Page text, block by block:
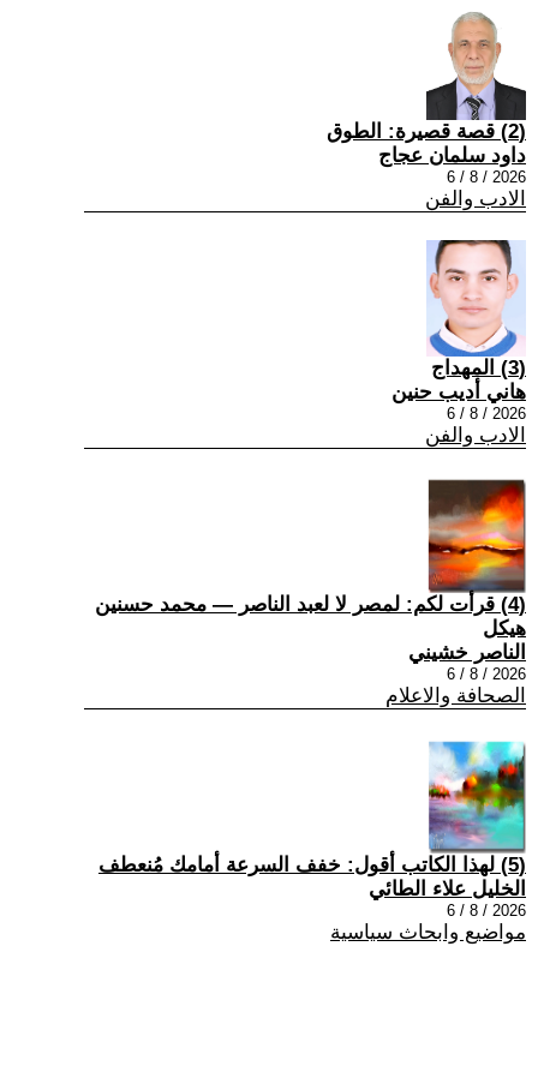
(2) قصة قصيرة: الطوق
داود سلمان عجاج
2026 / 8 / 6
الادب والفن
(3) المهداج
هاني أديب حنين
2026 / 8 / 6
الادب والفن
(4) قرأت لكم: لمصر لا لعبد الناصر — محمد حسنين
هيكل
الناصر خشيني
2026 / 8 / 6
الصحافة والاعلام
(5) لهذا الكاتب أقول: خفف السرعة أمامك مُنعطف
الخليل علاء الطائي
2026 / 8 / 6
مواضيع وابحاث سياسية